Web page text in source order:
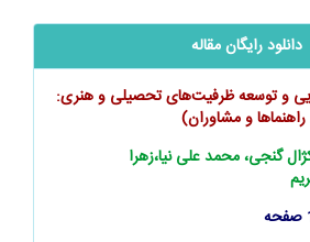
دانلود رایگان مقاله
و توسعه ظرفیت‌های تحصیلی و هنری:
و مشاوران)
گنجی، محمد علی نیا،زهرا